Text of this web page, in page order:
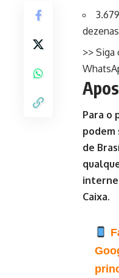
>> Siga
Para o
podem
de
Caixa.